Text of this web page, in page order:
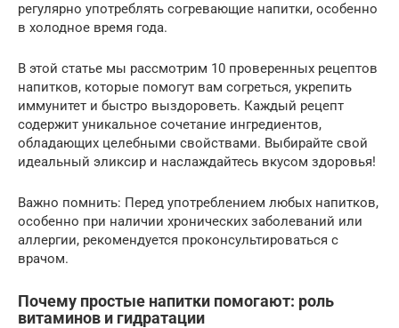
регулярно употреблять согревающие напитки, особенно
в холодное время года.
В этой статье мы рассмотрим 10 проверенных рецептов
напитков, которые помогут вам согреться, укрепить
иммунитет и быстро выздороветь. Каждый рецепт
содержит уникальное сочетание ингредиентов,
обладающих целебными свойствами. Выбирайте свой
идеальный эликсир и наслаждайтесь вкусом здоровья!
Важно помнить: Перед употреблением любых напитков,
особенно при наличии хронических заболеваний или
аллергии, рекомендуется проконсультироваться с
врачом.
Почему простые напитки помогают: роль
витаминов и гидратации